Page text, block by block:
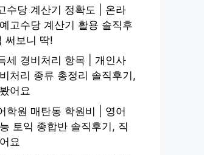
수당 계산기 정확도 | 온라
고수당 계산기 활용 솔직후
써보니 딱!
세 경비처리 항목 | 개인사
처리 종류 총정리 솔직후기,
어요
학원 매탄동 학원비 | 영어
토익 종합반 솔직후기, 직
요